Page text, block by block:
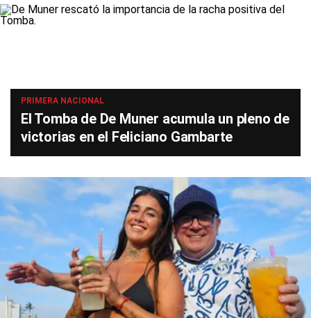
PRIMERA NACIONAL
El Tomba de De Muner acumula un pleno de
victorias en el Feliciano Gambarte